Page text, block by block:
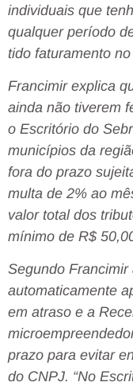
individuais que
qualquer período
tido faturamento no
Francimir explica
ainda não tiverem
o Escritório do
municípios da
fora do prazo
multa de 2% ao
valor total dos
mínimo de R$
Segundo
automaticamente
em atraso e a
prazo para evitar
do CNPJ. “No